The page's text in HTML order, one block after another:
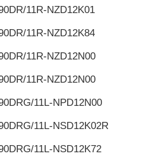
11R-NZD12K01
11R-NZD12K84
11R-NZD12N00
11R-NZD12N00
11L-NPD12N00
11L-NSD12K02R
11L-NSD12K72